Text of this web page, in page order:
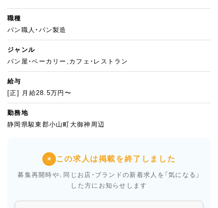
職種
パン職人・パン製造
ジャンル
パン屋・ベーカリー,カフェ・レストラン
給与
[正] 月給28.5万円〜
勤務地
静岡県駿東郡小山町大御神周辺
× この求人は掲載を終了しました
募集再開時や、同じお店・ブランドの新着求人を 「気になる」
した方にお知らせします